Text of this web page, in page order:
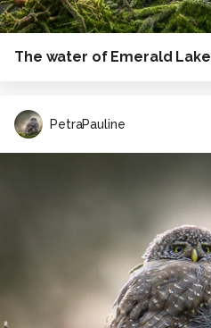
The water of Emerald Lake
PetraPauline